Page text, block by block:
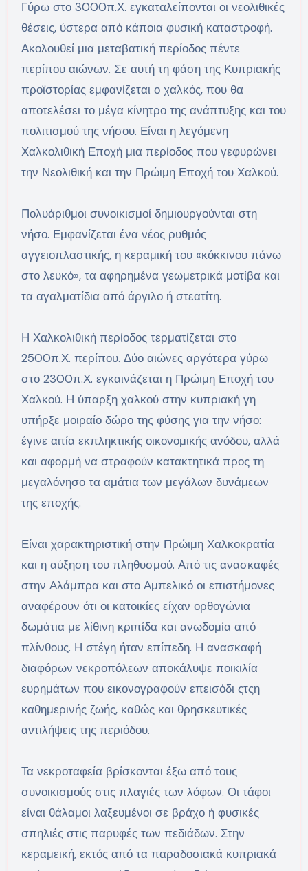
Γύρω στο 3000π.Χ. εγκαταλείπονται οι νεολιθικές
θέσεις, ύστερα από κάποια φυσική καταστροφή.
Ακολουθεί μια μεταβατική περίοδος πέντε
περίπου αιώνων. Σε αυτή τη φάση της Κυπριακής
προϊστορίας εμφανίζεται ο χαλκός, που θα
αποτελέσει το μέγα κίνητρο της ανάπτυξης και του
πολιτισμού της νήσου. Είναι η λεγόμενη
Χαλκολιθική Εποχή μια περίοδος που γεφυρώνει
την Νεολιθική και την Πρώιμη Εποχή του Χαλκού.
Πολυάριθμοι συνοικισμοί δημιουργούνται στη
νήσο. Εμφανίζεται ένα νέος ρυθμός
αγγειοπλαστικής, η κεραμική του «κόκκινου πάνω
στο λευκό», τα αφηρημένα γεωμετρικά μοτίβα και
τα αγαλματίδια από άργιλο ή στεατίτη.
Η Χαλκολιθική περίοδος τερματίζεται στο
2500π.Χ. περίπου. Δύο αιώνες αργότερα γύρω
στο 2300π.Χ. εγκαινάζεται η Πρώιμη Εποχή του
Χαλκού. Η ύπαρξη χαλκού στην κυπριακή γη
υπήρξε μοιραίο δώρο της φύσης για την νήσο:
έγινε αιτία εκπληκτικής οικονομικής ανόδου, αλλά
και αφορμή να στραφούν κατακτητικά προς τη
μεγαλόνησο τα αμάτια των μεγάλων δυνάμεων
της εποχής.
Είναι χαρακτηριστική στην Πρώιμη Χαλκοκρατία
και η αύξηση του πληθυσμού. Από τις ανασκαφές
στην Αλάμπρα και στο Αμπελικό οι επιστήμονες
αναφέρουν ότι οι κατοικίες είχαν ορθογώνια
δωμάτια με λίθινη κριπίδα και ανωδομία από
πλίνθους. Η στέγη ήταν επίπεδη. Η ανασκαφή
διαφόρων νεκροπόλεων αποκάλυψε ποικιλία
ευρημάτων που εικονογραφούν επεισόδι ςτςη
καθημερινής ζωής, καθώς και θρησκευτικές
αντιλήψεις της περιόδου.
Τα νεκροταφεία βρίσκονται έξω από τους
συνοικισμούς στις πλαγιές των λόφων. Οι τάφοι
είναι θάλαμοι λαξευμένοι σε βράχο ή φυσικές
σπηλιές στις παρυφές των πεδιάδων. Στην
κεραμεική, εκτός από τα παραδοσιακά κυπριακά